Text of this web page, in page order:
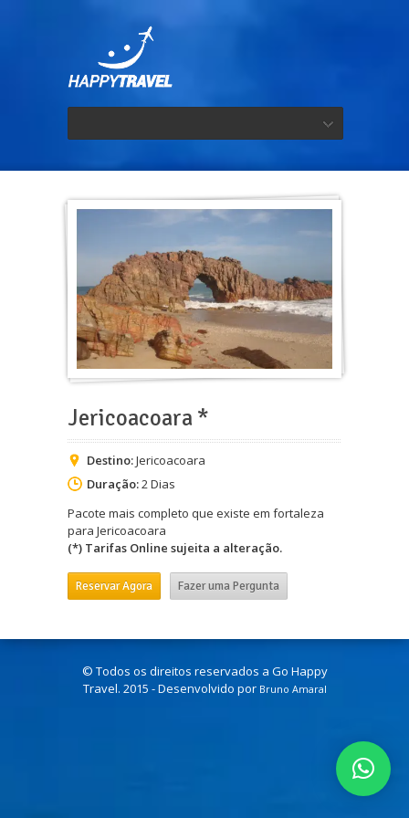
Jericoacoara *
Destino:Jericoacoara
Duração:2 Dias
Pacote mais completo que existe em fortaleza
para Jericoacoara
(*) Tarifas Online sujeita a alteração.
Reservar Agora Fazer uma Pergunta
© Todos os direitos reservados a Go Happy
Travel. 2015 - Desenvolvido por Bruno Amaral